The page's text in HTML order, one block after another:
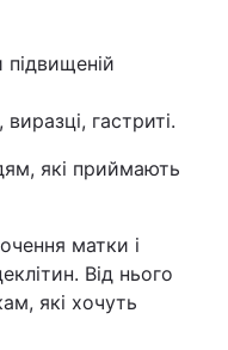
гастриті.
які приймають
матки і
Від нього
які хочуть